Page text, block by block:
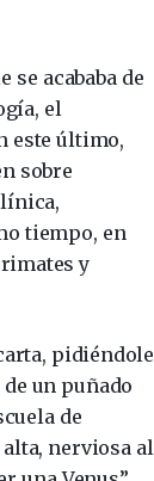
se acababa de
el
este último,
sobre
tiempo, en
y
pidiéndole
un puñado
de
nerviosa al